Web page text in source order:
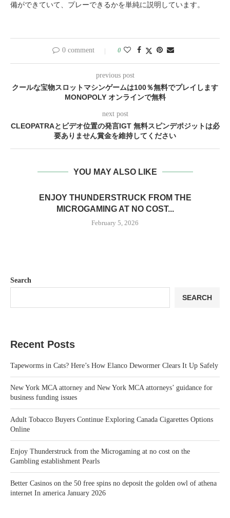
備ができていて、プレーできるかを単純に説明しています。
0 comment 0
previous post
クールな宝物スロットマシンゲームは100％無料でプレイします
MONOPOLY オンラインで無料
next post
CLEOPATRAとビデオ位置の発言IGT 無料スピンデポジットは必
要ありません賞金を維持してください
YOU MAY ALSO LIKE
ENJOY THUNDERSTRUCK FROM THE
MICROGAMING AT NO COST...
February 5, 2026
Search
SEARCH
Recent Posts
Tapeworms in Cats? Here’s How Elanco Dewormer Clears It Up Safely
New York MCA attorney and New York MCA attorneys’ guidance for
business funding issues
Adult Tobacco Buyers Continue Exploring Canada Cigarettes Options
Online
Enjoy Thunderstruck from the Microgaming at no cost on the
Gambling establishment Pearls
Better Casinos on the 50 free spins no deposit the golden owl of athena
internet In america January 2026